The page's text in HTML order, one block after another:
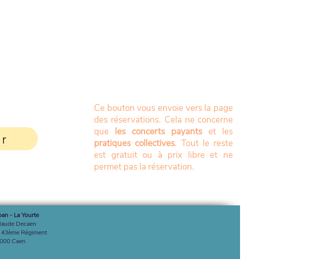
Ce bouton vous envoie vers la page
des réservations. Cela ne concerne
que les concerts payants et les
pratiques collectives. Tout le reste
est gratuit ou à prix libre et ne
permet pas la réservation.
- La Yourte
Decaen
Régiment
Caen